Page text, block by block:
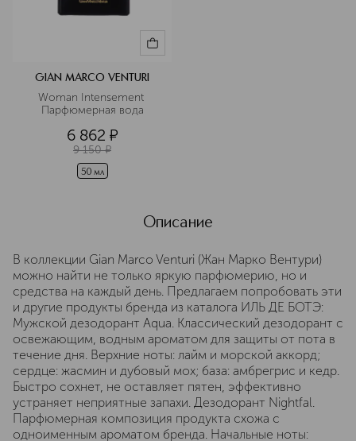
GIAN MARCO VENTURI
Woman Intensement
Парфюмерная вода
6 862 ¤
9 150 ¤
50 мл
Описание
В коллекции Gian Marco Venturi (Жан Марко Вентури)
можно найти не только яркую парфюмерию, но и
средства на каждый день. Предлагаем попробовать эти
и другие продукты бренда из каталога ИЛЬ ДЕ БОТЭ:
Мужской дезодорант Aqua. Классический дезодорант с
освежающим, водным ароматом для защиты от пота в
течение дня. Верхние ноты: лайм и морской аккорд;
сердце: жасмин и дубовый мох; база: амбрегрис и кедр.
Быстро сохнет, не оставляет пятен, эффективно
устраняет неприятные запахи. Дезодорант Nightfal.
Парфюмерная композиция продукта схожа с
одноименным ароматом бренда. Начальные ноты: